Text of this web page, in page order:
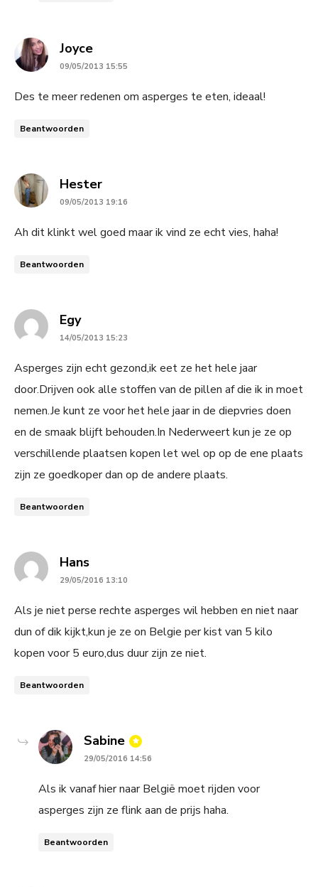
Joycesays:
09/05/2013 15:55
Des te meer redenen om asperges te eten, ideaal!
Beantwoorden
Hestersays:
09/05/2013 19:16
Ah dit klinkt wel goed maar ik vind ze echt vies, haha!
Beantwoorden
Egysays:
14/05/2013 15:23
Asperges zijn echt gezond,ik eet ze het hele jaar
door.Drijven ook alle stoffen van de pillen af die ik in moet
nemen.Je kunt ze voor het hele jaar in de diepvries doen
en de smaak blijft behouden.In Nederweert kun je ze op
verschillende plaatsen kopen let wel op op de ene plaats
zijn ze goedkoper dan op de andere plaats.
Beantwoorden
Hanssays:
29/05/2016 13:10
Als je niet perse rechte asperges wil hebben en niet naar
dun of dik kijkt,kun je ze on Belgie per kist van 5 kilo
kopen voor 5 euro,dus duur zijn ze niet.
Beantwoorden
Sabine says:
29/05/2016 14:56
Als ik vanaf hier naar België moet rijden voor
asperges zijn ze flink aan de prijs haha.
Beantwoorden